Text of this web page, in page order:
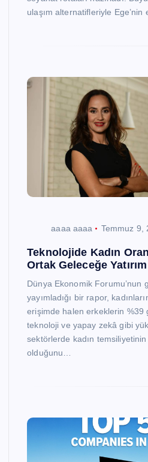
ulaşım alternatifleriyle
aaaa aaaa Temmuz 9,
Teknolojide Kadın
Ortak Geleceğe Yatırım
Dünya Ekonomik Forumu’nun
yayımladığı bir rapor,
erişimde halen erkeklerin %39
teknoloji ve yapay zekâ gibi
sektörlerde kadın
olduğunu…